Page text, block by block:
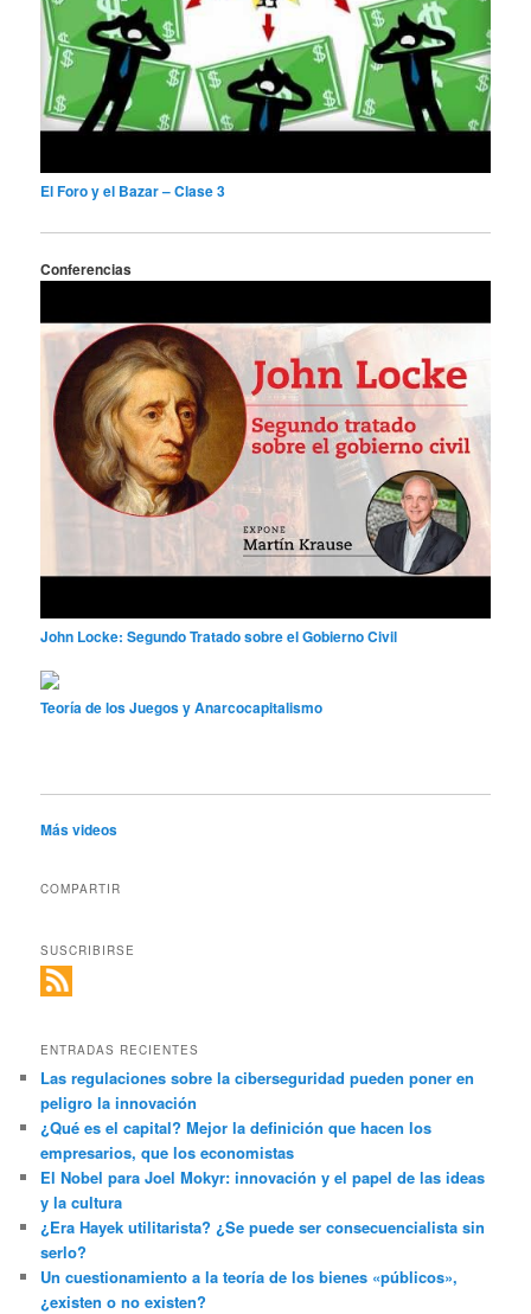
El Foro y el Bazar – Clase 3
Conferencias
John Locke: Segundo Tratado sobre el Gobierno Civil
Teoría de los Juegos y Anarcocapitalismo
Más videos
COMPARTIR
SUSCRIBIRSE
ENTRADAS RECIENTES
Las regulaciones sobre la ciberseguridad pueden poner en
peligro la innovación
¿Qué es el capital? Mejor la definición que hacen los
empresarios, que los economistas
El Nobel para Joel Mokyr: innovación y el papel de las ideas
y la cultura
¿Era Hayek utilitarista? ¿Se puede ser consecuencialista sin
serlo?
Un cuestionamiento a la teoría de los bienes «públicos»,
¿existen o no existen?